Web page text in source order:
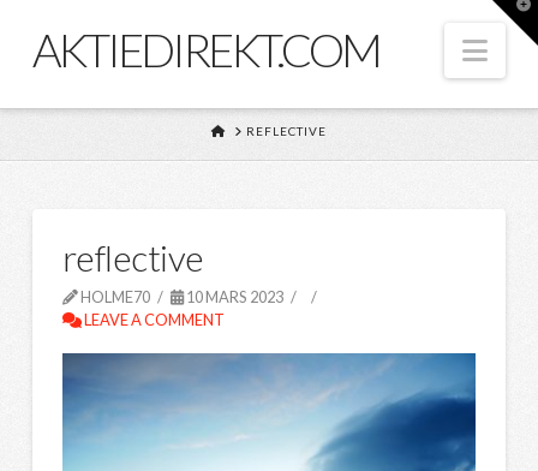
AKTIEDIREKT.COM
HOMEREFLECTIVE
reflective
HOLME70
10 MARS 2023
LEAVE A COMMENT